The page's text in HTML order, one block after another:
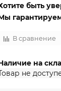
быть
В сравнение
на
не